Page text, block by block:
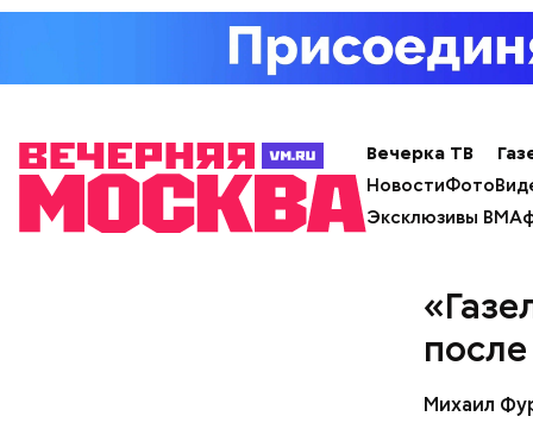
Вечерка ТВ
НовостиФото
Эксклюзивы ВМ
Михаил
Кто
ответ.